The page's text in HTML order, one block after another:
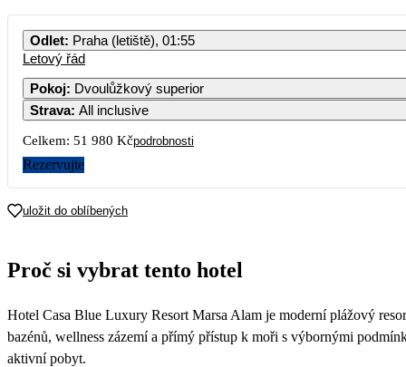
Odlet: Praha (letiště), 01:55
Letový řád
Pokoj: Dvoulůžkový superior
Strava: All inclusive
Celkem: 51 980 Kčpodrobnosti
Rezervujte
uložit do oblíbených
Proč si vybrat tento hotel
Hotel Casa Blue Luxury Resort Marsa Alam je moderní plážový
bazénů, wellness zázemí a přímý přístup k moři s výbornými
aktivní pobyt.